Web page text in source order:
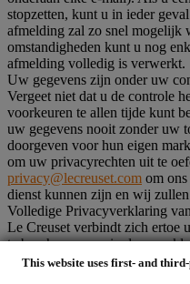
This website uses first- and
stopzetten, kunt u in ieder
afmelding zal zo snel mogelijk
omstandigheden kunt u nog
afmelding volledig is verwerkt.
Uw gegevens zijn onder uw
Vergeet niet dat u de controle
voorkeuren te allen tijde kunt
uw gegevens nooit zonder uw
doorgeven voor hun eigen
om uw privacyrechten uit te
privacy@lecreuset.com om
dienst kunnen zijn en wij
Volledige Privacyverklaring
Le Creuset verbindt zich ertoe
te beschermen en in deze
persoonsgegevens